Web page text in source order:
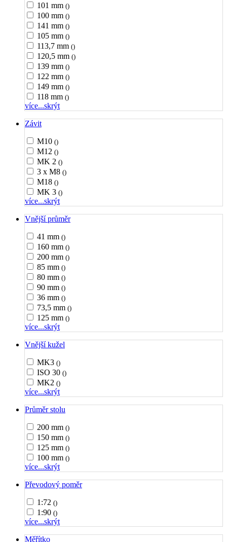
101 mm ()
100 mm ()
141 mm ()
105 mm ()
113,7 mm ()
120,5 mm ()
139 mm ()
122 mm ()
149 mm ()
118 mm ()
více...skrýt
Závit
M10 ()
M12 ()
MK 2 ()
3 x M8 ()
M18 ()
MK 3 ()
více...skrýt
Vnější průměr
41 mm ()
160 mm ()
200 mm ()
85 mm ()
80 mm ()
90 mm ()
36 mm ()
73,5 mm ()
125 mm ()
více...skrýt
Vnější kužel
MK3 ()
ISO 30 ()
MK2 ()
více...skrýt
Průměr stolu
200 mm ()
150 mm ()
125 mm ()
100 mm ()
více...skrýt
Převodový poměr
1:72 ()
1:90 ()
více...skrýt
Měřítko